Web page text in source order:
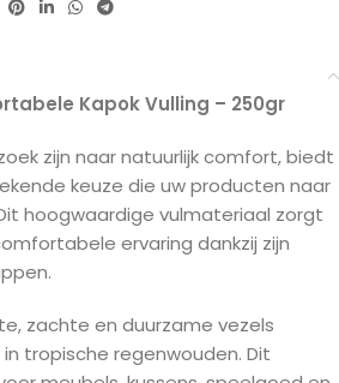
Kapok Vulling – 250gr
zijn naar natuurlijk comfort, biedt
keuze die uw producten naar
hoogwaardige vulmateriaal zorgt
ervaring dankzij zijn
zachte en duurzame vezels
tropische regenwouden. Dit